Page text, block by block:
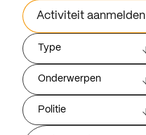
Activiteit aanmelden
Type
Onderwerpen
Politie